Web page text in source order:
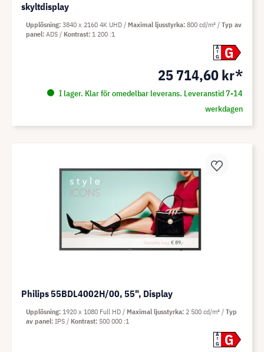
skyltdisplay
A
G
G
25 714,60 kr*
I lager. Klar för omedelbar leverans. Leveranstid 7-14
werkdagen
Upplösning 3840 x 2160 4K UHD Maximal ljusstyrka 800 cd/m²
Typ av
panel ADS Kontrast 1 200 :1
Philips 55BDL4002H/00, 55", Display
A
G
G
Upplösning 1920 x 1080 Full HD Maximal ljusstyrka 2 500 cd/m²
Typ
av panel IPS Kontrast 500 000 :1